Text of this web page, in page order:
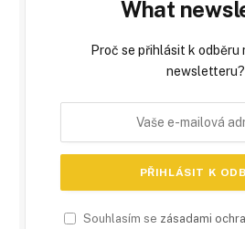
What
Proč se přihlásit k odběru
newsletteru?
Souhlasím se zásadami